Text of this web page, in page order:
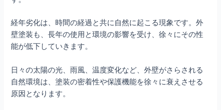
経年劣化は、時間の経過と共に自然に起こる現象です。外
壁塗装も、長年の使用と環境の影響を受け、徐々にその性
能が低下していきます。
日々の太陽の光、雨風、温度変化など、外壁がさらされる
自然環境は、塗装の密着性や保護機能を徐々に衰えさせる
原因となります。